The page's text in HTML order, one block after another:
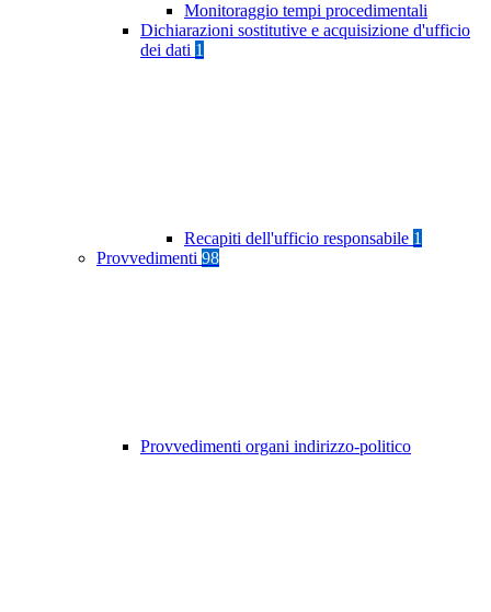
Monitoraggio tempi procedimentali
Dichiarazioni sostitutive e acquisizione d'ufficio
dei dati 1
Recapiti dell'ufficio responsabile 1
Provvedimenti 98
Provvedimenti organi indirizzo-politico